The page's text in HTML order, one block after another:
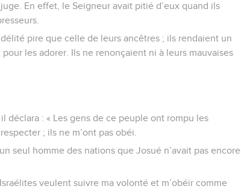
En effet, le Seigneur avait pitié d’eux quand ils
pire que celle de leurs ancêtres ; ils rendaient un
les adorer. Ils ne renonçaient ni à leurs mauvaises
déclara : « Les gens de ce peuple ont rompu les
; ils ne m’ont pas obéi.
seul homme des nations que Josué n’avait pas encore
veulent suivre ma volonté et m’obéir comme